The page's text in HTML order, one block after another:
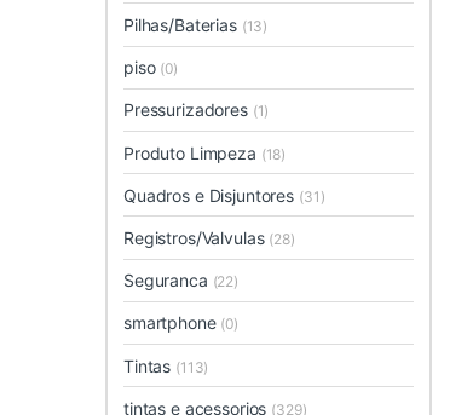
Pilhas/Baterias (13)
piso (0)
Pressurizadores (1)
Produto Limpeza (18)
Quadros e Disjuntores (31)
Registros/Valvulas (28)
Seguranca (22)
smartphone (0)
Tintas (113)
tintas e acessorios (329)